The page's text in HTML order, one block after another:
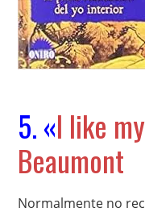
5. «I like
Beaumont
Normalmente no